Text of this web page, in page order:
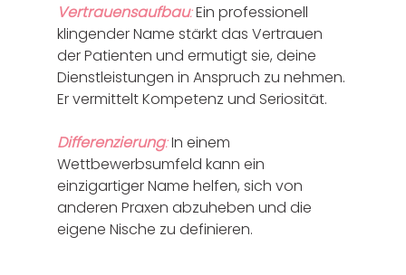
Vertrauensaufbau: Ein professionell
klingender Name stärkt das Vertrauen
der Patienten und ermutigt sie, deine
Dienstleistungen in Anspruch zu nehmen.
Er vermittelt Kompetenz und Seriosität.
Differenzierung: In einem
Wettbewerbsumfeld kann ein
einzigartiger Name helfen, sich von
anderen Praxen abzuheben und die
eigene Nische zu definieren.